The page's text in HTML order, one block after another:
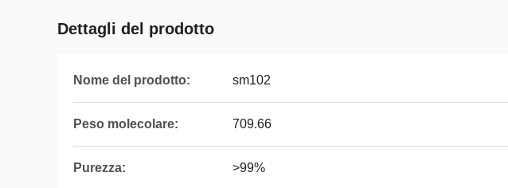
Dettagli del prodotto
Nome del prodotto: sm102
Peso molecolare: 709.66
Purezza: >99%